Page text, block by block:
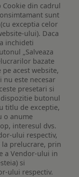
Cookie din cadrul
sunt
exceptia celor
ului). Daca
inchideti
„Salveaza
bazate
acest website,
nu este necesar
presetari si
butonul
titlu de exceptie,
o anume
interesul dvs.
ului respectiv,
prelucrare, prin
a Vendor-ului in
si
ului respectiv.